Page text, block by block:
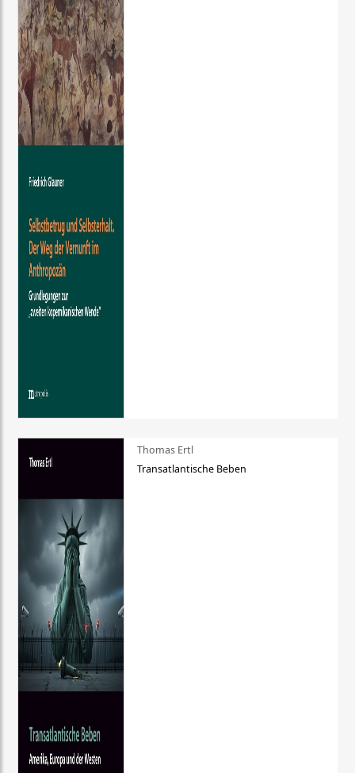
Thomas Ertl
Transatlantische Beben